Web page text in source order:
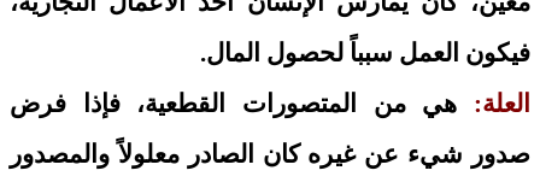
فيكون العمل سبباً لحصول المال.
العلة: هي من المتصورات القطعية، فإذا فرض
صدور شيء عن غيره كان الصادر معلولاً والمصدور